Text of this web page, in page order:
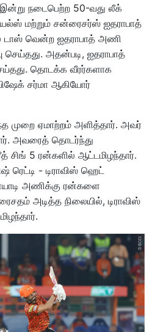
நடைபெற்ற 50-வது லீக்
மற்றும் சன்ரைசர்ஸ் ஐதராபாத்
வென்ற ஐதராபாத் அணி
செய்தது. அதன்படி, ஐதராபாத்
தொடக்க வீரர்களாக
சர்மா ஆகியோர்
முறை ஏமாற்றம் அளித்தார். அவர்
அவரைத் தொடர்ந்து
சிங் 5 ரன்களில் ஆட்டமிழந்தார்.
ரெட்டி - டிராவிஸ் ஹெட்
அணிக்கு ரன்களை
அடித்த நிலையில், டிராவிஸ்